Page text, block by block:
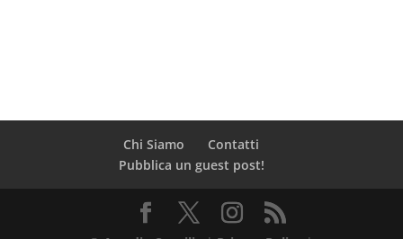
Chi Siamo
Contatti
Pubblica un guest post!